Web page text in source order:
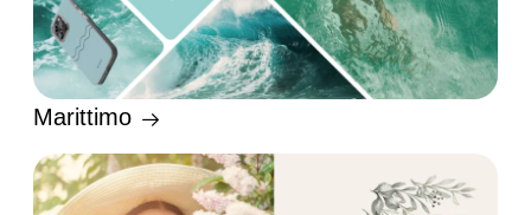
Marittimo